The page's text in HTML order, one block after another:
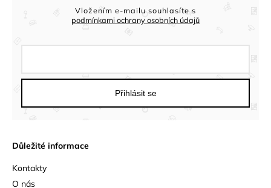
Důležité informace
Kontakty
O nás
Vložením e-mailu souhlasíte s
podmínkami ochrany osobních údajů
Přihlásit se